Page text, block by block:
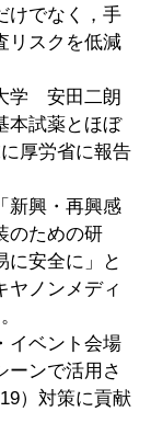
けでなく，手
リスクを低減
学 安田二朗
本試薬とほぼ
厚労省に報告
新興・再興感
のための研
に安全に」と
ヤノンメディ
イベント会場
ーンで活用さ
）対策に貢献